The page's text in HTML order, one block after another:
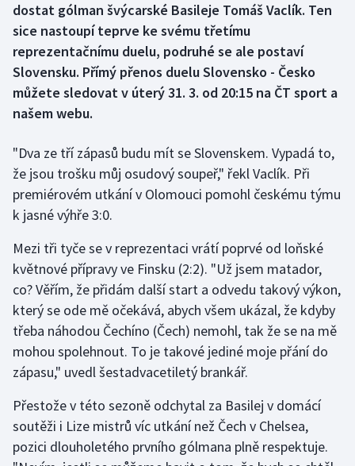
Dostihy
Florbal
Futsal
Gymnastika
Házená
Jezdectví
Judo
Krasobruslení
Lezení
Lyže a snowboard
Moderní pětiboj
dostat gólman švýcarské Basileje Tomáš Vaclík. Ten
sice nastoupí teprve ke svému třetímu
reprezentačnímu duelu, podruhé se ale postaví
Slovensku. Přímý přenos duelu Slovensko - Česko
můžete sledovat v úterý 31. 3. od 20:15 na ČT sport a
našem webu.
"Dva ze tří zápasů budu mít se Slovenskem. Vypadá to,
že jsou trošku můj osudový soupeř," řekl Vaclík. Při
premiérovém utkání v Olomouci pomohl českému týmu
k jasné výhře 3:0.
Mezi tři tyče se v reprezentaci vrátí poprvé od loňské
květnové přípravy ve Finsku (2:2). "Už jsem matador,
co? Věřím, že přidám další start a odvedu takový výkon,
který se ode mě očekává, abych všem ukázal, že kdyby
třeba náhodou Čechíno (Čech) nemohl, tak že se na mě
mohou spolehnout. To je takové jediné moje přání do
zápasu," uvedl šestadvacetiletý brankář.
Přestože v této sezoně odchytal za Basilej v domácí
soutěži i Lize mistrů víc utkání než Čech v Chelsea,
pozici dlouholetého prvního gólmana plně respektuje.